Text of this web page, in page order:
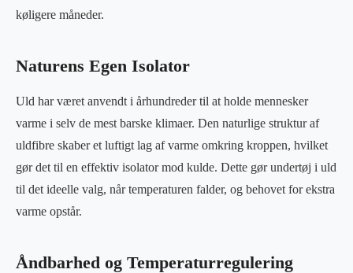
køligere måneder.
Naturens Egen Isolator
Uld har været anvendt i århundreder til at holde mennesker
varme i selv de mest barske klimaer. Den naturlige struktur af
uldfibre skaber et luftigt lag af varme omkring kroppen, hvilket
gør det til en effektiv isolator mod kulde. Dette gør undertøj i uld
til det ideelle valg, når temperaturen falder, og behovet for ekstra
varme opstår.
Åndbarhed og Temperaturregulering